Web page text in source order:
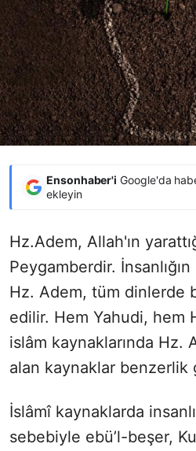
Ensonhaber'i Google'da
ekleyin
Hz.Adem, Allah'ın
Peygamberdir.
Hz. Adem, tüm dinlerde
edilir. Hem Yahudi, hem
islâm kaynaklarında Hz.
alan kaynaklar benzerlik
İslâmî kaynaklarda
sebebiyle ebü’l-beşer,